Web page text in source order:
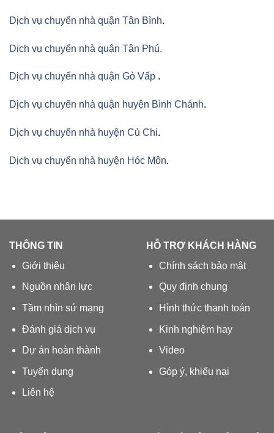
Dịch vụ chuyển nhà quận Tân Bình.
Dịch vụ chuyển nhà quận Tân Phú.
Dịch vụ chuyển nhà quận Gò Vấp .
Dịch vụ chuyển nhà quận huyện Bình Chánh.
Dịch vụ chuyển nhà huyện Củ Chi.
Dịch vụ chuyển nhà huyện Hóc Môn.
THÔNG TIN
Giới thiệu
Nguồn nhân lực
Tầm nhìn sứ mạng
Đánh giá dịch vụ
Dự án hoàn thành
Tuyển dụng
Liên hệ
HỖ TRỢ KHÁCH HÀNG
Chính sách bảo mật
Quy định chung
Hình thức thanh toán
Kinh nghiệm hay
Video
Góp ý, khiếu nại